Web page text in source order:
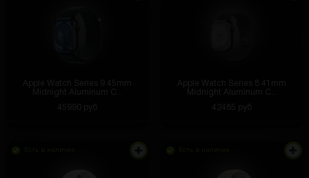
Apple Watch Series 9 45mm
Midnight Aluminum C...
45990 руб
Apple Watch Series 8 41mm
Midnight Aluminum C...
42485 руб